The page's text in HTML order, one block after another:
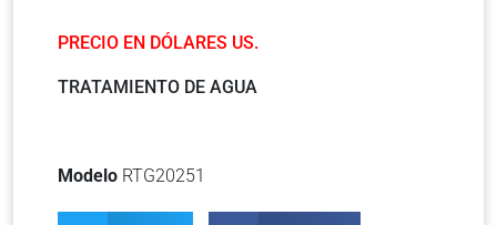
PRECIO EN DÓLARES US.
TRATAMIENTO DE AGUA
Modelo RTG20251